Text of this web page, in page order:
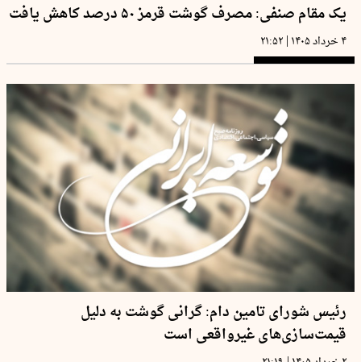
یک مقام صنفی: مصرف گوشت قرمز ۵۰ درصد کاهش یافت
۴ خرداد ۱۴۰۵ | ۲۱:۵۲
رئیس شورای تامین دام: گرانی گوشت به دلیل
قیمت‌سازی‌های غیرواقعی است